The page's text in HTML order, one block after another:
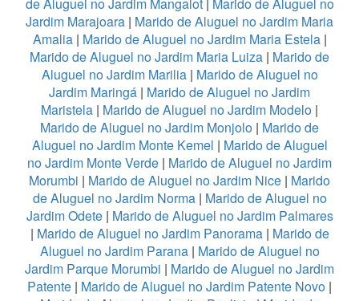
Jardim Marajoara | Marido de Aluguel no Jardim Maria
Amalia| Marido de Aluguel no Jardim Maria Estela|
Marido de Aluguel no Jardim Maria Luiza | Marido de
Aluguel no Jardim Marilia| Marido de Aluguel no
Jardim Maringá | Marido de Aluguel no Jardim
Maristela | Marido de Aluguel no Jardim Modelo |
Marido de Aluguel no Jardim Monjolo | Marido de
Aluguel no Jardim Monte Kemel | Marido de Aluguel
no Jardim Monte Verde | Marido de Aluguel no Jardim
Morumbi | Marido de Aluguel no Jardim Nice | Marido
de Aluguel no Jardim Norma| Marido de Aluguel no
Jardim Odete| Marido de Aluguel no Jardim Palmares
| Marido de Aluguel no Jardim Panorama| Marido de
Aluguel no Jardim Parana| Marido de Aluguel no
Jardim Parque Morumbi | Marido de Aluguel no Jardim
Patente | Marido de Aluguel no Jardim Patente Novo |